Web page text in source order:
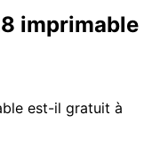
imprimable
est-il gratuit à